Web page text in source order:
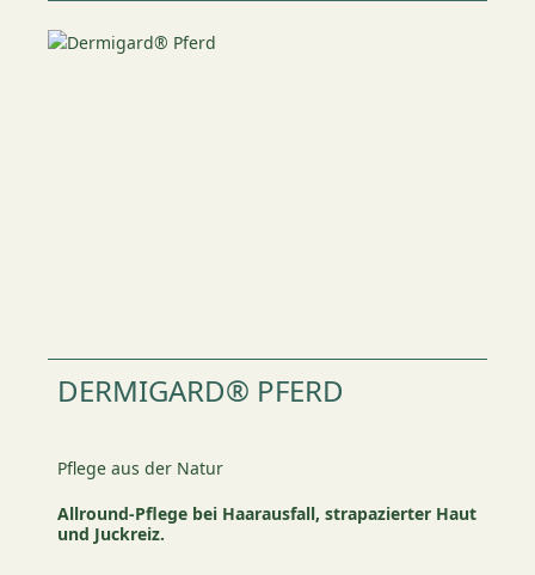
DERMIGARD® PFERD
Pflege aus der Natur
Allround-Pflege bei Haarausfall, strapazierter Haut
und Juckreiz.